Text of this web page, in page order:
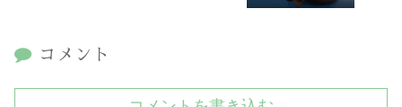
コメント